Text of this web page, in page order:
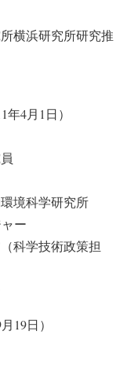
横浜研究所研究推
4月1日）
境科学研究所
ー
科学技術政策担
19日）